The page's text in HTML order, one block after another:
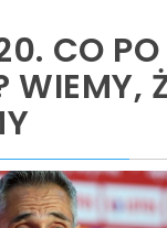
CO PO
WIEMY,